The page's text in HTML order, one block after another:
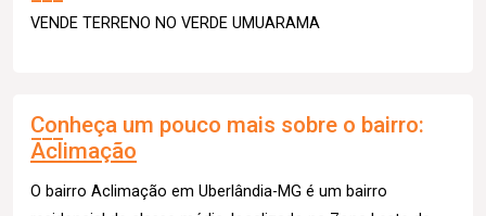
VENDE TERRENO NO VERDE UMUARAMA
Conheça um pouco mais sobre o bairro:
Aclimação
O bairro Aclimação em Uberlândia-MG é um bairro